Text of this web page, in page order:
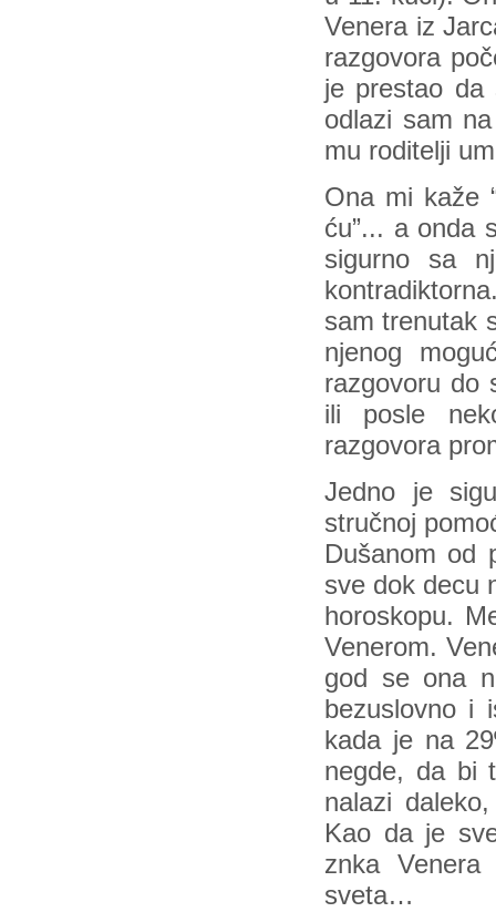
Venera iz
razgovora
je prestao da
odlazi sam
mu roditelji
Ona mi kaže
ću”... a onda
sigurno sa
sam trenutak
njenog
razgovoru do
ili posle
razgovora
Jedno je
stručnoj
Dušanom od
sve dok decu
horoskopu.
Venerom.
god se ona
bezuslovno i
kada je na
negde, da bi
nalazi
Kao da je
znka
sveta…